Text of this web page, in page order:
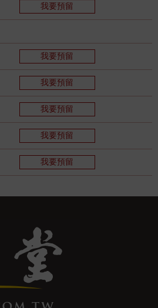
我要預留
我要預留
我要預留
我要預留
我要預留
我要預留